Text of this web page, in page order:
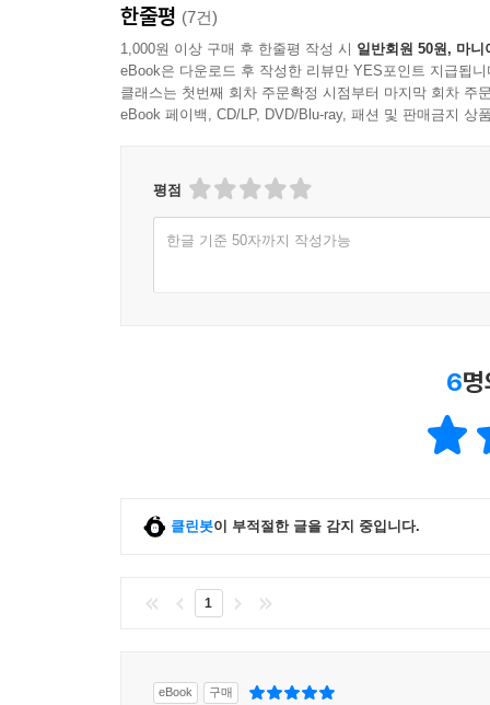
한줄평 (7건)
1,000원 이상 구매 후 한줄평 작성 시 일반회원 50원, 마니
eBook은 다운로드 후 작성한 리뷰만 YES포인트 지급됩니
클래스는 첫번째 회차 주문확정 시점부터 마지막 회차 주
eBook 페이백, CD/LP, DVD/Blu-ray, 패션 및 판매금지 상
평점
한글 기준 50자까지 작성가능
6
클린봇이 부적절한 글을 감지 중입니다.
1
eBook 구매